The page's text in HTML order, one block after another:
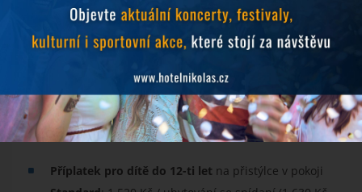
cena je za 3 osoby.
V případě zájmu o pobyt s jiným složením osob
Dítě do 6 letbez nároku na lůžko a službyZDARMA.
Příplatek pro dítě do 12-ti let na přistýlce v pokoji